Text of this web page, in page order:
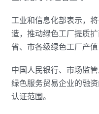
工业和信息化部表示，
造，推动绿色工厂提质
省、市各级绿色工厂产值
中国人民银行、市场监
绿色服务贸易企业的融
认证范围。